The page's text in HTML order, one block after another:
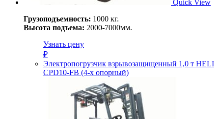
Quick View
Грузоподъемность: 1000 кг.
Высота подъема: 2000-7000мм.
Узнать цену
₽
Электропогрузчик взрывозащищенный 1,0 т HELI
CPD10-FB (4-х опорный)